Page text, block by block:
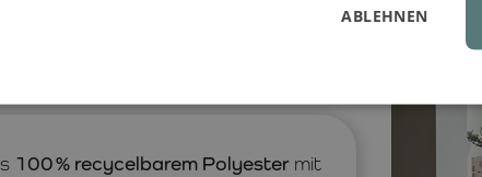
100 % recycelbarem Polyester mit
ABLEHNEN